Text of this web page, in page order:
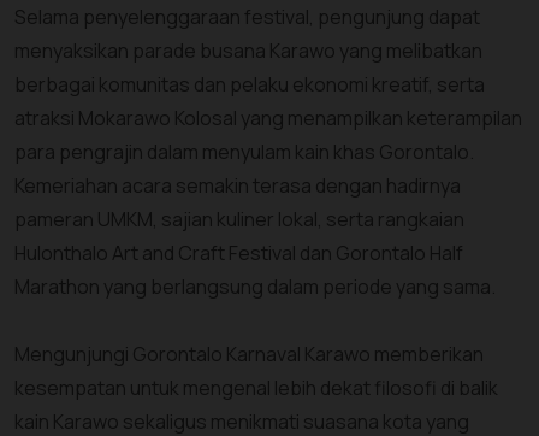
Selama penyelenggaraan festival, pengunjung dapat
menyaksikan parade busana Karawo yang melibatkan
berbagai komunitas dan pelaku ekonomi kreatif, serta
atraksi Mokarawo Kolosal yang menampilkan keterampilan
para pengrajin dalam menyulam kain khas Gorontalo.
Kemeriahan acara semakin terasa dengan hadirnya
pameran UMKM, sajian kuliner lokal, serta rangkaian
Hulonthalo Art and Craft Festival dan Gorontalo Half
Marathon yang berlangsung dalam periode yang sama.
Mengunjungi Gorontalo Karnaval Karawo memberikan
kesempatan untuk mengenal lebih dekat filosofi di balik
kain Karawo sekaligus menikmati suasana kota yang